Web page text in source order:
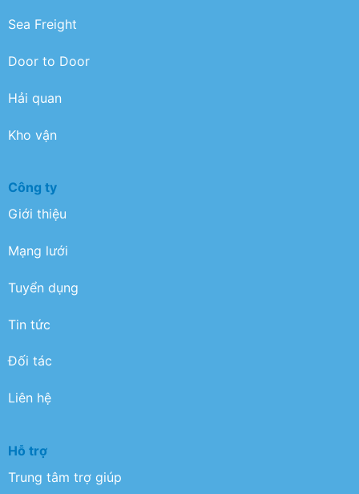
Sea Freight
Door to Door
Hải quan
Kho vận
Công ty
Giới thiệu
Mạng lưới
Tuyển dụng
Tin tức
Đối tác
Liên hệ
Hỗ trợ
Trung tâm trợ giúp